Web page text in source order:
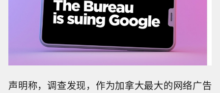
声明称，调查发现，作为加拿大最大的网络广告